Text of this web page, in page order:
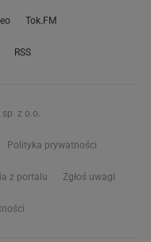
Tok.FM
RSS
z o.o.
Polityka prywatności
z portalu Zgłoś uwagi